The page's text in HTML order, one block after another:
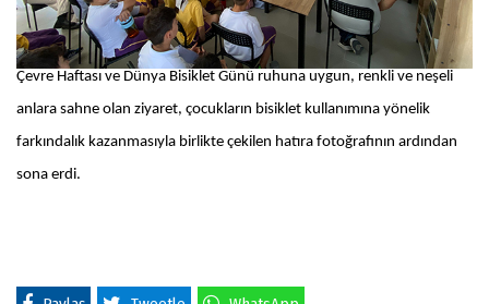
Çevre Haftası ve Dünya Bisiklet Günü ruhuna uygun, renkli ve neşeli
anlara sahne olan ziyaret, çocukların bisiklet kullanımına yönelik
farkındalık kazanmasıyla birlikte çekilen hatıra fotoğrafının ardından
sona erdi.